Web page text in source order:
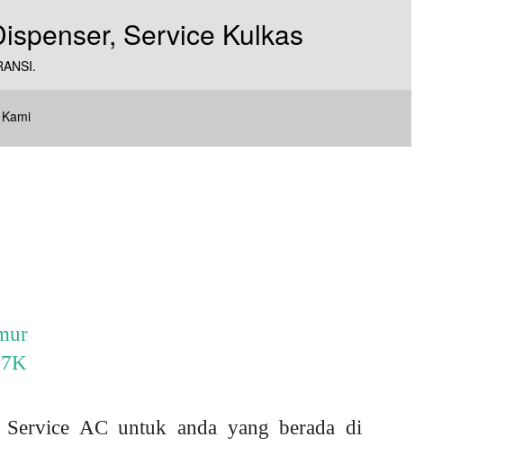
AC untuk anda yang berada di